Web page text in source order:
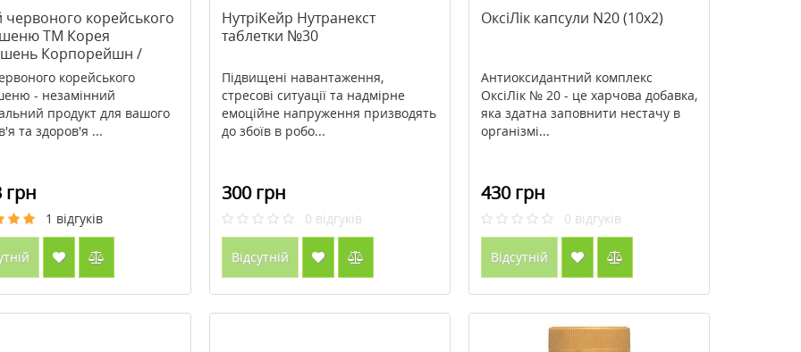
червоного корейського
ТМ Корея
Корпорейшн /
Ginseng Corporation
корейського
- незамінний
продукт для вашого
та здоров'я ...
грн
1 відгуків
НутріКейр Нутранекст
таблетки №30
Підвищені навантаження,
стресові ситуації та надмірне
емоційне напруження призводять
до збоїв в робо...
300 грн
0 відгуків
Відсутній
ОксіЛік капсули N20 (10х2)
Антиоксидантний комплекс
ОксіЛік № 20 - це харчова добавка,
яка здатна заповнити нестачу в
організмі...
430 грн
0 відгуків
Відсутній